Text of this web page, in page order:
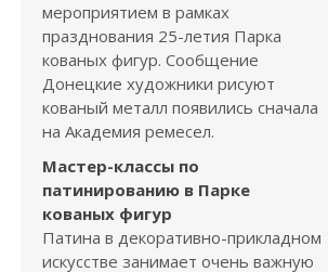
мероприятием в рамках
празднования 25-летия Парка
кованых фигур. Сообщение
Донецкие художники рисуют
кованый металл появились сначала
на Академия ремесел.
Мастер-классы по
патинированию в Парке
кованых фигур
Патина в декоративно-прикладном
искусстве занимает очень важную